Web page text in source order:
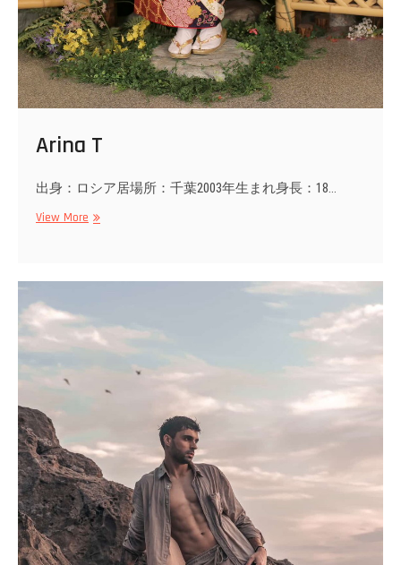
Arina T
出身：ロシア居場所：千葉2003年生まれ身長：18…
View More Arina